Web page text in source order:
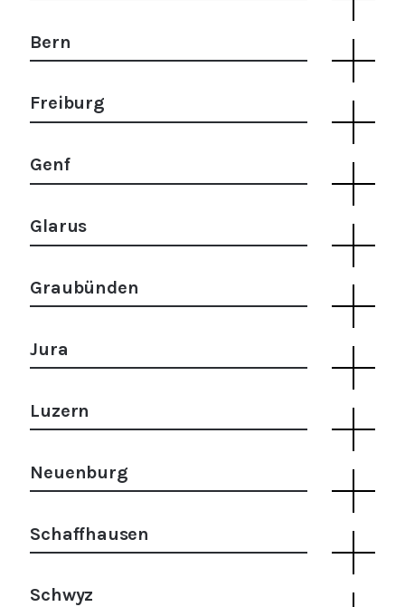
Bern
Freiburg
Genf
Glarus
Graubünden
Jura
Luzern
Neuenburg
Schaffhausen
Schwyz